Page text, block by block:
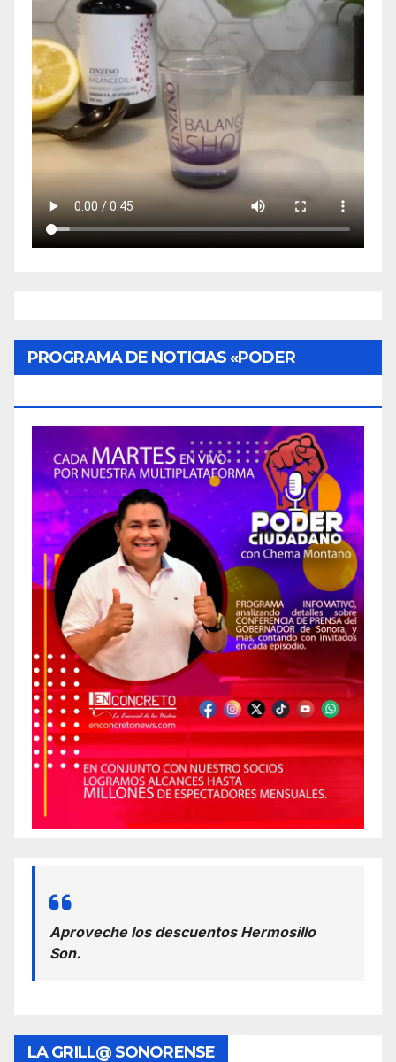
PROGRAMA DE NOTICIAS «PODER
Aproveche los descuentos Hermosillo
Son.
LA GRILL@ SONORENSE